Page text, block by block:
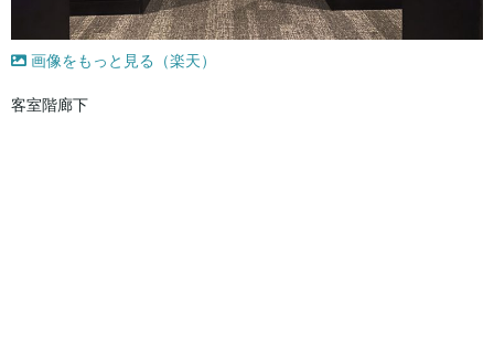
画像をもっと見る（楽天）
客室階廊下